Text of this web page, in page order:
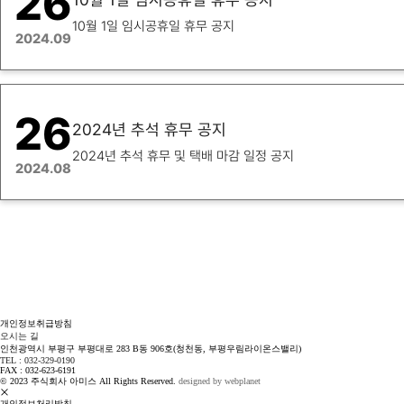
2024.09
10월 1일 임시공휴일 휴무 공지
26
2024.08
2024년 추석 휴무 공지
2024년 추석 휴무 및 택배 마감 일정 공지
개인정보취급방침
오시는 길
인천광역시 부평구 부평대로 283 B동 906호(청천동, 부평우림라이온스밸리)
TEL : 032-329-0190
FAX : 032-623-6191
© 2023 주식회사 아미스 All Rights Reserved. designed by webplanet